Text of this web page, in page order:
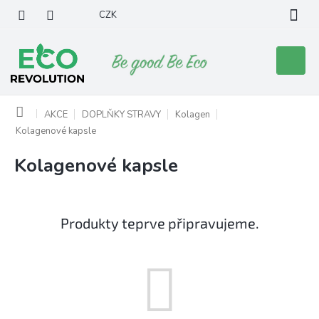
obsah
CZK
košík
Domů AKCE DOPLŇKY STRAVY
Kolagen
Kolagenové kapsle
Kolagenové kapsle
Produkty teprve připravujeme.